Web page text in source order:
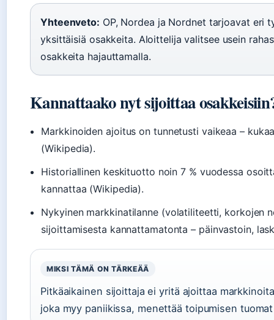
Yhteenveto: OP, Nordea ja Nordnet tarjoavat eri
yksittäisiä osakkeita. Aloittelija valitsee usein
osakkeita hajauttamalla.
Kannattaako nyt sijoittaa
Markkinoiden ajoitus on tunnetusti vaikeaa –
(Wikipedia).
Historiallinen keskituotto noin 7 % vuodessa
kannattaa (Wikipedia).
Nykyinen markkinatilanne (volatiliteetti, korkojen
sijoittamisesta kannattamatonta – päinvastoin,
MIKSI TÄMÄ ON TÄRKEÄÄ
Pitkäaikainen sijoittaja ei yritä ajoittaa
joka myy paniikissa, menettää toipumisen